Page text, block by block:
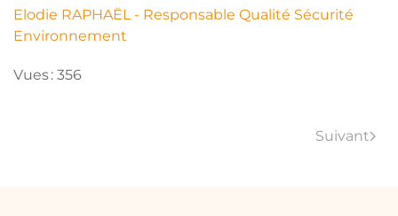
Elodie RAPHAËL - Responsable Qualité Sécurité
Environnement
Vues : 356
Suivant